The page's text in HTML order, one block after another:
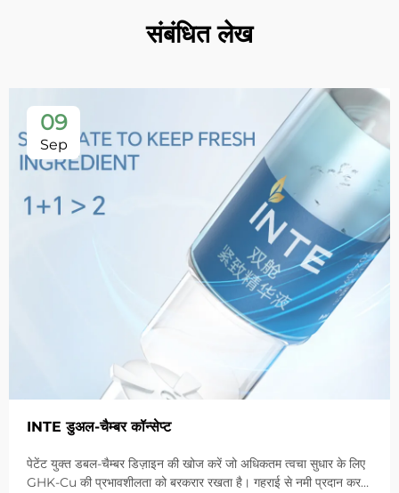
संबंधित लेख
09
Sep
INTE डुअल-चैम्बर कॉन्सेप्ट
पेटेंट युक्त डबल-चैम्बर डिज़ाइन की खोज करें जो अधिकतम त्वचा सुधार के लिए
GHK-Cu की प्रभावशीलता को बरकरार रखता है। गहराई से नमी प्रदान करता